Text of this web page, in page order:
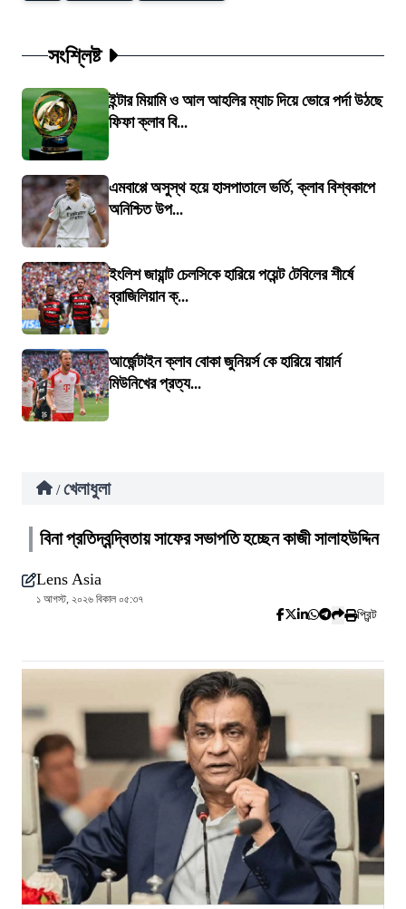
সংশ্লিষ্ট
ইন্টার মিয়ামি ও আল আহলির ম্যাচ দিয়ে ভোরে পর্দা উঠছে
ফিফা ক্লাব বি...
এমবাপ্পে অসুস্থ হয়ে হাসপাতালে ভর্তি, ক্লাব বিশ্বকাপে
অনিশ্চিত উপ...
ইংলিশ জায়ান্ট চেলসিকে হারিয়ে পয়েন্ট টেবিলের শীর্ষে
ব্রাজিলিয়ান ক্...
আর্জেন্টাইন ক্লাব বোকা জুনিয়র্স কে হারিয়ে বায়ার্ন
মিউনিখের প্রত্য...
/ খেলাধুলা
বিনা প্রতিদ্বন্দ্বিতায় সাফের সভাপতি হচ্ছেন কাজী সালাহউদ্দিন
Lens Asia
১ আগস্ট, ২০২৬ বিকাল ০৫:৩৭
প্রিন্ট